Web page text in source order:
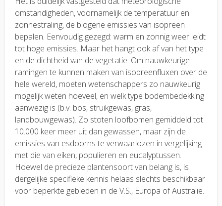
omstandigheden, voornamelijk de temperatuur en
zonnestraling, de biogene emissies van isopreen
bepalen. Eenvoudig gezegd: warm en zonnig weer leidt
tot hoge emissies. Maar het hangt ook af van het type
en de dichtheid van de vegetatie. Om nauwkeurige
ramingen te kunnen maken van isopreenfluxen over de
hele wereld, moeten wetenschappers zo nauwkeurig
mogelijk weten hoeveel, en welk type bodembedekking
aanwezig is (b.v. bos, struikgewas, gras,
landbouwgewas). Zo stoten loofbomen gemiddeld tot
10.000 keer meer uit dan gewassen, maar zijn de
emissies van esdoorns te verwaarlozen in vergelijking
met die van eiken, populieren en eucalyptussen.
Hoewel de precieze plantensoort van belang is, is
dergelijke specifieke kennis helaas slechts beschikbaar
voor beperkte gebieden in de V.S., Europa of Australië.